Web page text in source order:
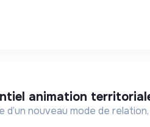
animation
nouveau mode de